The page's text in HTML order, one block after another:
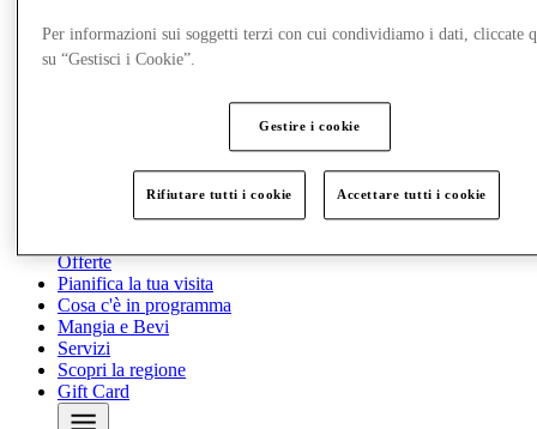
Offerte
Pianifica la tua visita
Cosa c'è in programma
Mangia e Bevi
Servizi
Scopri la regione
Gift Card
Per informazioni sui soggetti terzi con cui condividiamo i dati, cliccate
su “Gestisci i Cookie”.
Gestire i cookie
Rifiutare tutti i cookie Accettare tutti i cookie